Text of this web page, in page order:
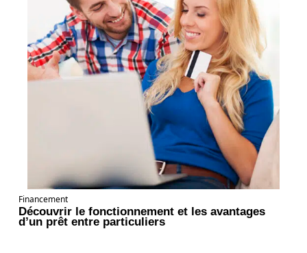
Financement
Découvrir le fonctionnement et les avantages
d’un prêt entre particuliers